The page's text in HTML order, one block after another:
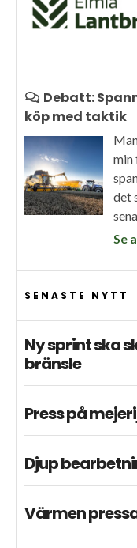
Debatt:
köp med taktik
min
det
Se
SENASTE NYTT
Ny sprint ska
bränsle
Press på
Djup
Värmen